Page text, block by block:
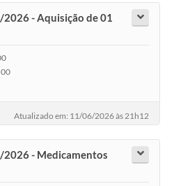
2026 - Aquisição de 01
Atualizado em: 11/06/2026 às 21h12
2026 - Medicamentos